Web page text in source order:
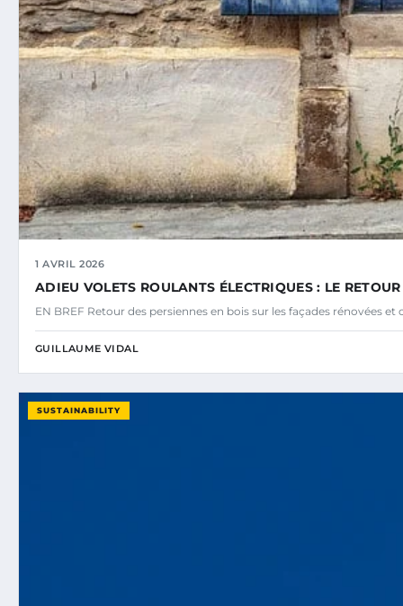
1 AVRIL 2026
ADIEU VOLETS ROULANTS ÉLECTRIQUES : LE
EN BREF Retour des persiennes en bois sur les façades rénovées
GUILLAUME VIDAL
SUSTAINABILITY